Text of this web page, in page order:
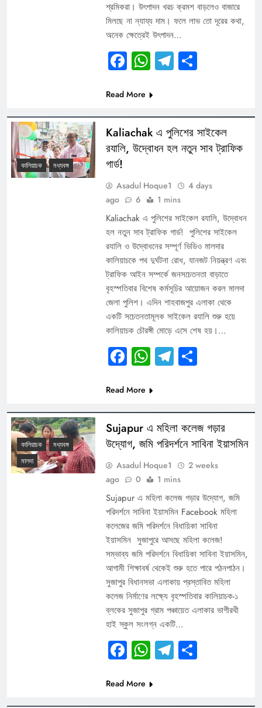
শ্রমিকরা। উৎপাদন খরচ ক্রমশ বাড়লেও বাজারে
মিলছে না ন্যায্য দাম। ফলে লাভ তো দূরের কথা,
অনেক ক্ষেত্রেই উৎপাদন…
Facebook
WhatsApp
Telegram
Share
Read More
কালিয়াচক মধ্যবঙ্গ
Kaliachak এ পুলিশের সাইকেল
র‍যালি, উদ্বোধন হল নতুন সাব ট্রাফিক
গার্ড!
Asadul Hoque1
4 days
ago
6 1 mins
Kaliachak এ পুলিশের সাইকেল র‍যালি, উদ্বোধন
হল নতুন সাব ট্রাফিক গার্ড! পুলিশের সাইকেল
র‍যালি ও উদ্বোধনের সম্পূর্ণ ভিডিও মালদার
কালিয়াচকে পথ দুর্ঘটনা রোধ, যানজট নিয়ন্ত্রণ এবং
ট্রাফিক আইন সম্পর্কে জনসচেতনতা বাড়াতে
বৃহস্পতিবার বিশেষ কর্মসূচির আয়োজন করল মালদা
জেলা পুলিশ। এদিন শাহবাজপুর এলাকা থেকে
একটি সচেতনতামূলক সাইকেল র‍যালি শুরু হয়ে
কালিয়াচক চৌরঙ্গী মোড়ে এসে শেষ হয়।…
Facebook
WhatsApp
Telegram
Share
Read More
কালিয়াচক
মধ্যবঙ্গ
মালদা
Sujapur এ মহিলা কলেজ গড়ার
উদ্যোগ, জমি পরিদর্শনে সাবিনা ইয়াসমিন
Asadul Hoque1
2 weeks
ago
0 1 mins
Sujapur এ মহিলা কলেজ গড়ার উদ্যোগ, জমি
পরিদর্শনে সাবিনা ইয়াসমিন Facebook মহিলা
কলেজের জমি পরিদর্শনে বিধায়িকা সাবিনা
ইয়াসমিন সুজাপুরে আসছে মহিলা কলেজ!
সম্ভাব্য জমি পরিদর্শনে বিধায়িকা সাবিনা ইয়াসমিন,
আগামী শিক্ষাবর্ষ থেকেই শুরু হতে পারে পঠনপাঠন।
সুজাপুর বিধানসভা এলাকায় প্রস্তাবিত মহিলা
কলেজ নির্মাণের লক্ষ্যে বৃহস্পতিবার কালিয়াচক-১
ব্লকের সুজাপুর গ্রাম পঞ্চায়েত এলাকার ভাগীরথী
হাই স্কুল সংলগ্ন একটি…
Facebook
WhatsApp
Telegram
Share
Read More